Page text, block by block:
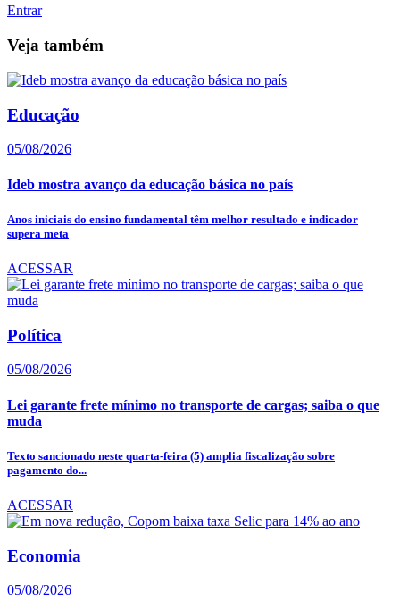
Entrar
Veja também
Educação
05/08/2026
Ideb mostra avanço da educação básica no país
Anos iniciais do ensino fundamental têm melhor resultado e indicador
supera meta
ACESSAR
Política
05/08/2026
Lei garante frete mínimo no transporte de cargas; saiba o que
muda
Texto sancionado neste quarta-feira (5) amplia fiscalização sobre
pagamento do...
ACESSAR
Economia
05/08/2026